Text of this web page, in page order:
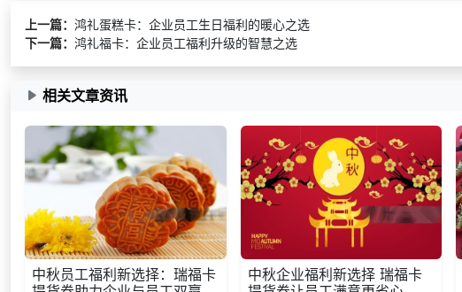
上一篇： 鸿礼蛋糕卡：企业员工生日福利的暖心之选
下一篇： 鸿礼福卡：企业员工福利升级的智慧之选
相关文章资讯
中秋员工福利新选择：瑞福卡
中秋企业福利新选择 瑞福卡